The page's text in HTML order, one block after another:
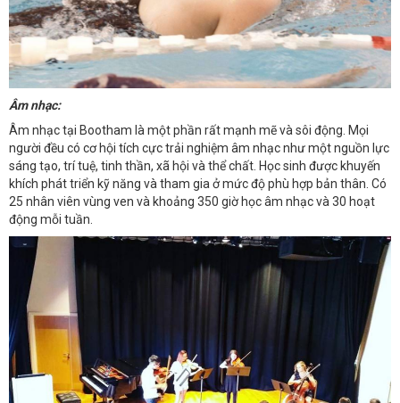
Âm nhạc:
Âm nhạc tại Bootham là một phần rất mạnh mẽ và sôi động. Mọi
người đều có cơ hội tích cực trải nghiệm âm nhạc như một nguồn lực
sáng tạo, trí tuệ, tinh thần, xã hội và thể chất. Học sinh được khuyến
khích phát triển kỹ năng và tham gia ở mức độ phù hợp bản thân. Có
25 nhân viên vùng ven và khoảng 350 giờ học âm nhạc và 30 hoạt
động mỗi tuần.